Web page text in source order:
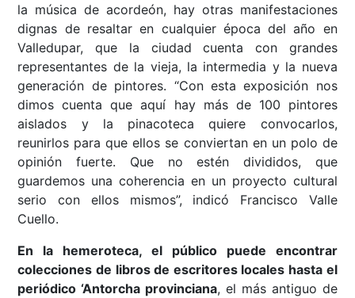
la música de acordeón, hay otras manifestaciones
dignas de resaltar en cualquier época del año en
Valledupar, que la ciudad cuenta con grandes
representantes de la vieja, la intermedia y la nueva
generación de pintores. “Con esta exposición nos
dimos cuenta que aquí hay más de 100 pintores
aislados y la pinacoteca quiere convocarlos,
reunirlos para que ellos se conviertan en un polo de
opinión fuerte. Que no estén divididos, que
guardemos una coherencia en un proyecto cultural
serio con ellos mismos”, indicó Francisco Valle
Cuello.
En la hemeroteca, el público puede encontrar
colecciones de libros de escritores locales hasta el
periódico ‘Antorcha provinciana, el más antiguo de